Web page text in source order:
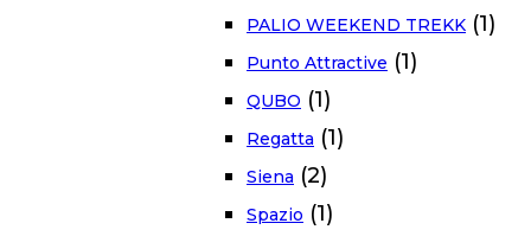
PALIO WEEKEND TREKK (1)
Punto Attractive (1)
QUBO (1)
Regatta (1)
Siena (2)
Spazio (1)